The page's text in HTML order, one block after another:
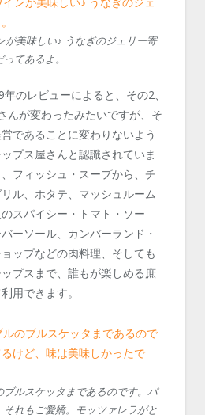
が美味しい♪ うなぎのジェリー寄
ってあるよ。
のレビューによると、その2、
んが変わったみたいですが、そ
であることに変わりないよう
プス屋さんと認識されていま
フィッシュ・スープから、チ
ル、ホタテ、マッシュルーム
スパイシー・トマト・ソー
ーソール、カンバーランド・
ップなどの肉料理、そしても
プスまで、誰もが楽しめる庶
用できます。
ブルスケッタまであるのです。パ
れもご愛嬌。モッツァレラがと